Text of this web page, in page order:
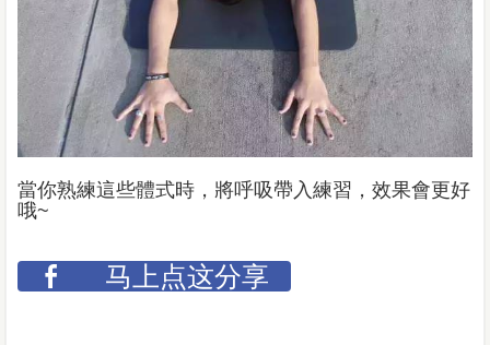
當你熟練這些體式時，將呼吸帶入練習，效果會更好
哦~
马上点这分享